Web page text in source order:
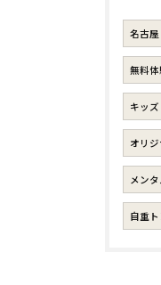
名古屋
無料
キッズ
オリ
メン
自重